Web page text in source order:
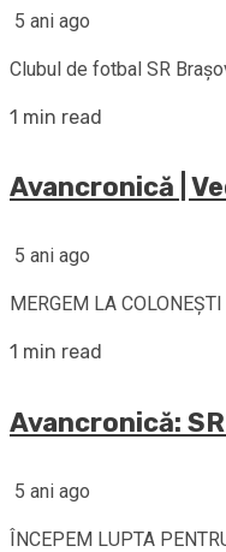
5 ani ago
Clubul de fotbal SR
1 min read
Avancronică |
5 ani ago
MERGEM LA
1 min read
Avancronică:
5 ani ago
ÎNCEPEM LUPTA